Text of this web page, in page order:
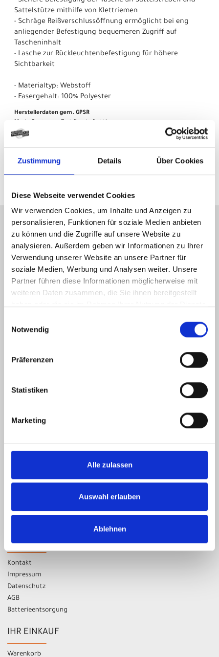
Zustimmung Details Über Cookies
Diese Webseite verwendet Cookies
Wir verwenden Cookies, um Inhalte und Anzeigen zu
personalisieren, Funktionen für soziale Medien anbieten
zu können und die Zugriffe auf unsere Website zu
analysieren. Außerdem geben wir Informationen zu Ihrer
Verwendung unserer Website an unsere Partner für
soziale Medien, Werbung und Analysen weiter. Unsere
Partner führen diese Informationen möglicherweise mit
weiteren Daten zusammen, die Sie ihnen bereitgestellt
Notwendig
Präferenzen
Statistiken
Marketing
Alle zulassen
Auswahl erlauben
Ablehnen
Sattelstütze mithilfe von Klettriemen
- Schräge Reißverschlussöffnung ermöglicht bei eng
anliegender Befestigung bequemeren Zugriff auf
Tascheninhalt
- Lasche zur Rückleuchtenbefestigung für höhere
Sichtbarkeit
- Materialtyp: Webstoff
- Fasergehalt: 100% Polyester
Herstellerdaten gem. GPSR
Wegastraße 8 C
06116 Halle (Saale)
E-Mail: marketing_gas@trekbikes.com
KONTAKT
Gelderner Fahrradprofi
Hartstraße 15-17
47608 Geldern
Tel.: 02831 9772041
14:00 - 18:00 Uhr
14:00 - 18:00 Uhr
14:00 - 18:00 Uhr
14:00 - 18:00 Uhr
UNSER UNTERNEHMEN
Kontakt
Impressum
Datenschutz
AGB
Batterieentsorgung
IHR EINKAUF
Warenkorb